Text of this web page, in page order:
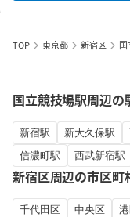
TOP 東京都 新宿区
国立競技場駅周辺の
新宿駅 新大久保駅
信濃町駅
西武新宿駅
新宿区周辺の市区町
千代田区 中央区